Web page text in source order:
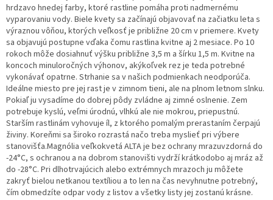
hrdzavo hnedej farby, ktoré rastline pomáha proti nadmernému
vyparovaniu vody. Biele kvety sa začínajú objavovať na začiatku leta s
výraznou vôňou, ktorých veľkosť je približne 20 cm v priemere. Kvety
sa objavujú postupne vďaka čomu rastlina kvitne aj 2 mesiace. Po 10
rokoch môže dosiahnuť výšku približne 3,5 m a šírku 1,5 m. Kvitne na
koncoch minuloročných výhonov, akýkoľvek rez je teda potrebné
vykonávať opatrne. Strhanie sa v našich podmienkach neodporúča.
Ideálne miesto pre jej rast je v zimnom tieni, ale na plnom letnom slnku.
Pokiaľ ju vysadíme do dobrej pôdy zvládne aj zimné oslnenie. Zem
potrebuje kyslú, veľmi úrodnú, vlhkú ale nie mokrou, priepustnú.
Starším rastlinám vyhovuje íl, z ktorého pomalým prerastaním čerpajú
živiny. Koreňmi sa široko rozrastá načo treba myslieť pri výbere
stanovišťa.Magnólia veľkokvetá ALTA je bez ochrany mrazuvzdorná do
-24°C, s ochranou a na dobrom stanovišti vydrží krátkodobo aj mráz až
do -28°C. Pri dlhotrvajúcich alebo extrémnych mrazoch ju môžete
zakryť bielou netkanou textíliou a to len na čas nevyhnutne potrebný,
čím obmedzíte odpar vody z listov a všetky listy jej zostanú krásne.